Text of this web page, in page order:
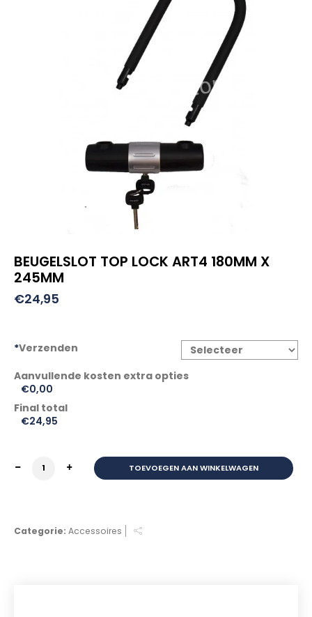
BEUGELSLOT TOP LOCK ART4 180MM X
245MM
€24,95
*Verzenden
€0,00
Final total
€24,95
BEUGELSLOT TOP LOCK ART4 180MM X 245MM aantal
TOEVOEGEN AAN WINKELWAGEN
Categorie: Accessoires